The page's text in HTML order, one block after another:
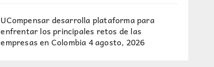
UCompensar desarrolla plataforma para
enfrentar los principales retos de las
empresas en Colombia4 agosto, 2026